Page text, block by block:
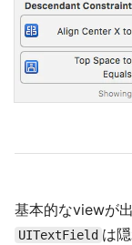
基本的なviewが
UITextField は